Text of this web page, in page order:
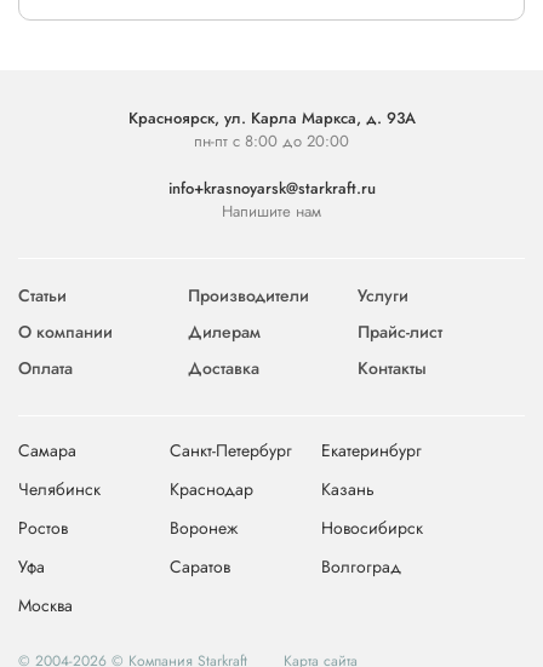
Красноярск, ул. Карла Маркса, д. 93А
пн-пт с 8:00 до 20:00
info+krasnoyarsk@starkraft.ru
Напишите нам
Статьи Производители
Услуги
О компании
Дилерам
Прайс-лист
Оплата
Доставка Контакты
Самара Санкт-Петербург
Екатеринбург
Челябинск
Краснодар
Казань
Ростов
Воронеж
Новосибирск
Уфа
Саратов
Волгоград
Москва
© 2004-2026 © Компания Starkraft Карта сайта